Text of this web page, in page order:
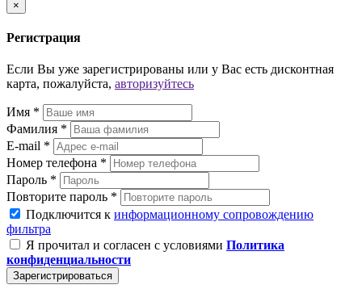
×
Регистрация
Если Вы уже зарегистрированы или у Вас есть дисконтная
карта, пожалуйста, авторизуйтесь
Имя *
Фамилия *
E-mail *
Номер телефона *
Пароль *
Повторите пароль *
Подключится к информационному сопровождению
фильтра
Я прочитал и согласен с условиями Политика
конфиденциальности
Зарегистрироваться